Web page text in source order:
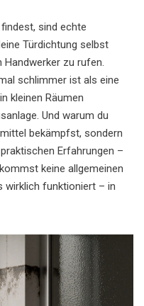
sind echte
Türdichtung selbst
zu rufen.
schlimmer ist als eine
kleinen Räumen
Und warum du
bekämpfst, sondern
Erfahrungen –
keine allgemeinen
wirklich funktioniert – in